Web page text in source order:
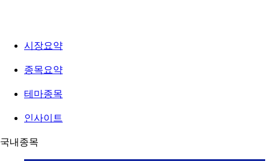
시장요약
종목요약
테마종목
인사이트
국내종목